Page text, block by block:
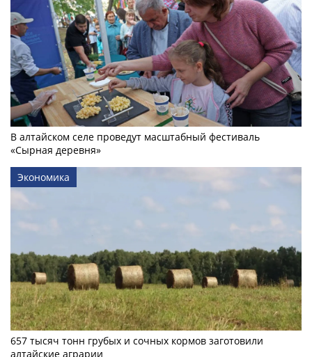
В алтайском селе проведут масштабный фестиваль
«Сырная деревня»
Экономика
657 тысяч тонн грубых и сочных кормов заготовили
алтайские аграрии